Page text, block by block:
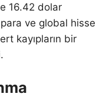
16.42 dolar
ve global hisse
kayıpların bir